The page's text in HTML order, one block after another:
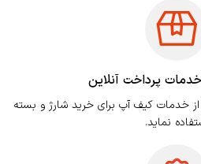
خدمات پرداخت آنلاین
از خدمات کیف آپ برای خرید شارژ و بسته
نماید.